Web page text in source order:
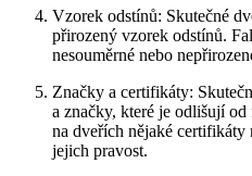
Vzorek odstínů: Skutečné
přirozený vzorek odstínů.
nesouměrné nebo
Značky a certifikáty:
a značky, které je odlišují
na dveřích nějaké
jejich pravost.